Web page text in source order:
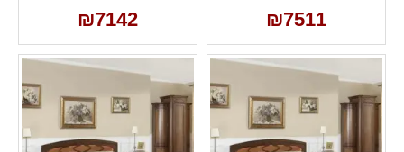
₪7142 ₪7511